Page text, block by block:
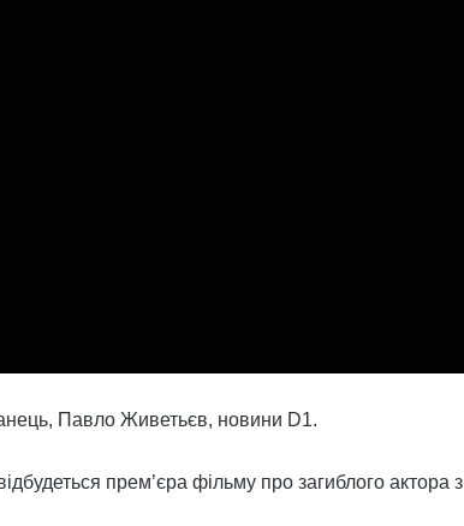
Павло Живетьєв, новини D1.
прем’єра фільму про загиблого актора з